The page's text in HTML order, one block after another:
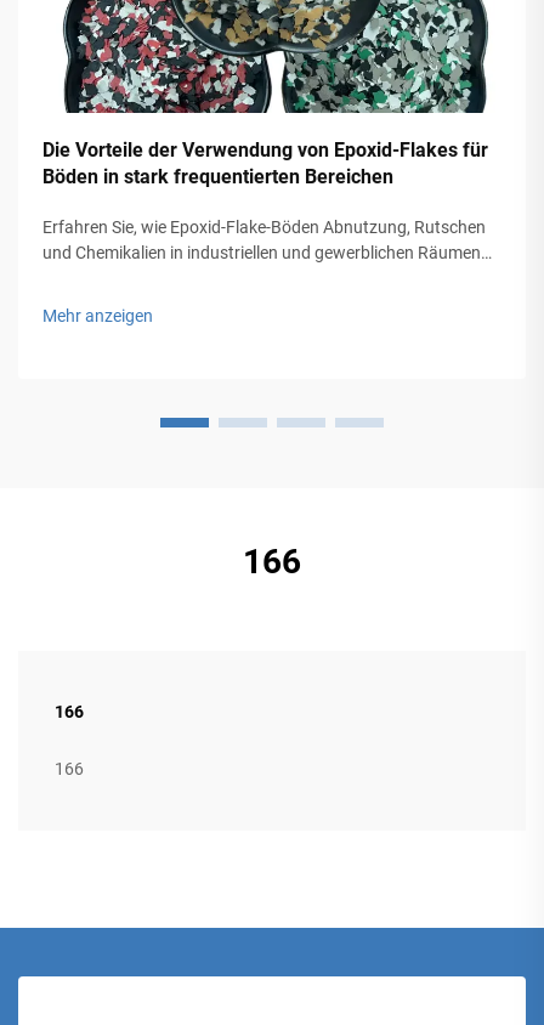
Die Vorteile der Verwendung von Epoxid-Flakes für
Böden in stark frequentierten Bereichen
Erfahren Sie, wie Epoxid-Flake-Böden Abnutzung, Rutschen
und Chemikalien in industriellen und gewerblichen Räumen
Dreifache. Holen Sie sich noch heute ein kostenloses
Mehr anzeigen
166
166
166